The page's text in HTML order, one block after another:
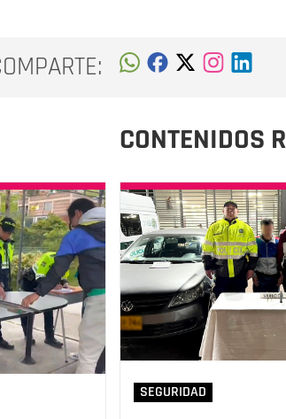
CONTENIDOS
SEGURIDAD